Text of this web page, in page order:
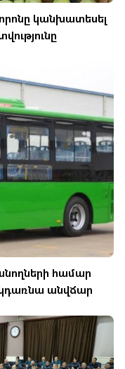
կանխատեսել
համար
անվճար